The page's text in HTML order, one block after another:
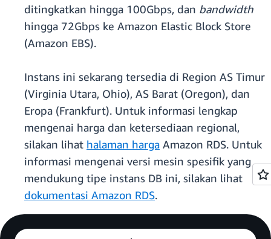
ditingkatkan hingga 100Gbps, dan bandwidth
hingga 72Gbps ke Amazon Elastic Block Store
(Amazon EBS).
Instans ini sekarang tersedia di Region AS Timur
(Virginia Utara, Ohio), AS Barat (Oregon), dan
Eropa (Frankfurt). Untuk informasi lengkap
mengenai harga dan ketersediaan regional,
silakan lihat halaman harga Amazon RDS. Untuk
informasi mengenai versi mesin spesifik yang
mendukung tipe instans DB ini, silakan lihat
dokumentasi Amazon RDS.